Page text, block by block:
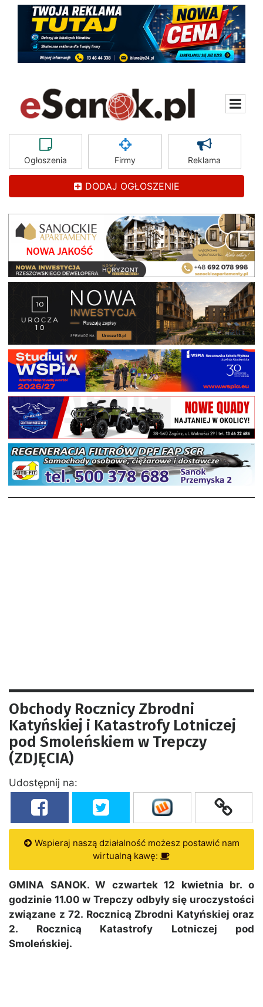
Ogłoszenia Firmy Reklama
DODAJ OGŁOSZENIE
Obchody Rocznicy Zbrodni
Katyńskiej i Katastrofy Lotniczej
pod Smoleńskiem w Trepczy
(ZDJĘCIA)
Udostępnij na:
Wspieraj naszą działalność możesz postawić nam
wirtualną kawę:
GMINA SANOK. W czwartek 12 kwietnia br. o
godzinie 11.00 w Trepczy odbyły się uroczystości
związane z 72. Rocznicą Zbrodni Katyńskiej oraz
2. Rocznicą Katastrofy Lotniczej pod
Smoleńskiej.